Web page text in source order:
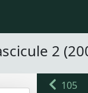
2
105